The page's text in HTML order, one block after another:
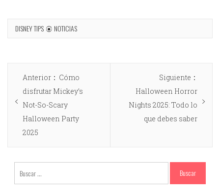
DISNEY TIPS NOTICIAS
Anterior
Cómo
disfrutar Mickey’s
Not-So-Scary
Halloween Party
2025
Siguiente
Halloween Horror
Nights 2025: Todo lo
que debes saber